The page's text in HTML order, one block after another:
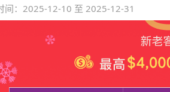
间：2025-12-10 至 2025-12-31